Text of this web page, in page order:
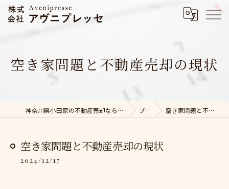
空き家問題と不動産売却の現状
神奈川県小田原の不動産売却なら株式会社アヴニプレッセ ブログ 空き家問題と不動産売却の現状
空き家問題と不動産売却の現状
2024/12/17